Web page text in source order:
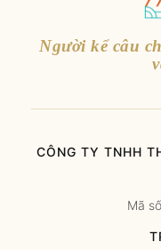
Người kể câu
CÔNG TY TNHH
Mã